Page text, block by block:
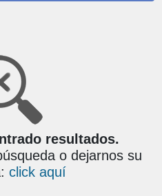
resultados.
o dejarnos su
click aquí